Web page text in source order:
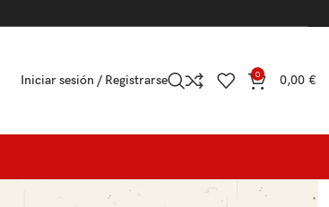
Iniciar sesión / Registrarse 0 0,00 €